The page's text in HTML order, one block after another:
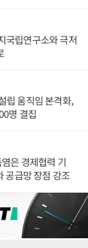
국립연구소와 극저
립 움직임 본격화,
명 결집
은 경제협력 기
공급망 장점 강조